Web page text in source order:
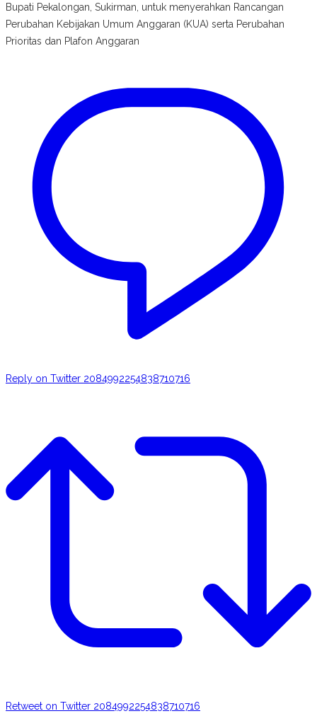
Bupati Pekalongan, Sukirman, untuk menyerahkan Rancangan
Perubahan Kebijakan Umum Anggaran (KUA) serta Perubahan
Prioritas dan Plafon Anggaran
Reply on Twitter 2084992254838710716
Retweet on Twitter 2084992254838710716